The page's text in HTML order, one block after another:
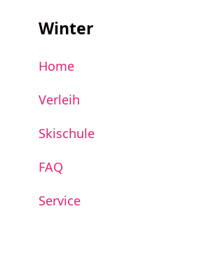
Winter
Home
Verleih
Skischule
FAQ
Service